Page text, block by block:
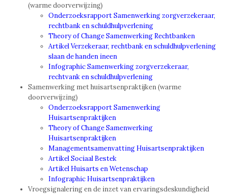
(warme doorverwijzing)
Onderzoeksrapport Samenwerking zorgverzekeraar,
rechtbank en schuldhulpverlening
Theory of Change Samenwerking Rechtbanken
Artikel Verzekeraar, rechtbank en schuldhulpverlening
slaan de handen ineen
Infographic Samenwerking zorgverzekeraar,
rechtvank en schuldhulpverlening
Samenwerking met huisartsenpraktijken (warme
doorverwijzing)
Onderzoeksrapport Samenwerking
Huisartsenpraktijken
Theory of Change Samenwerking
Huisartsenpraktijken
Managementsamenvatting Huisartsenpraktijken
Artikel Sociaal Bestek
Artikel Huisarts en Wetenschap
Infographic Huisartsenpraktijken
Vroegsignalering en de inzet van ervaringsdeskundigheid